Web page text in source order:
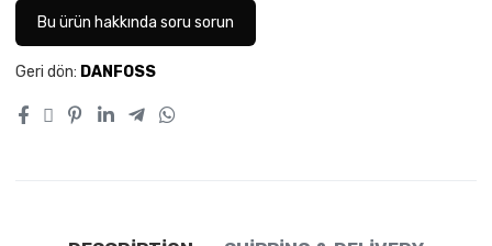
Bu ürün hakkında soru sorun
Geri dön: DANFOSS